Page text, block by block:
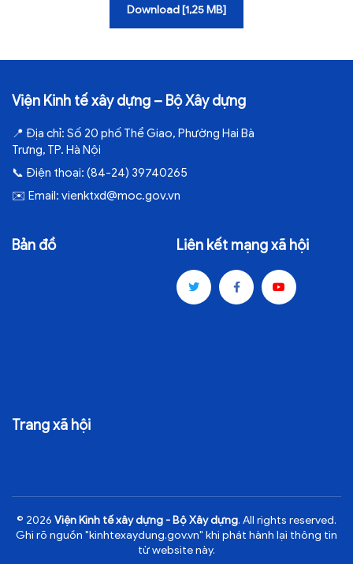
Download [1,25 MB]
Viện Kinh tế xây dựng – Bộ Xây dựng
📍 Địa chỉ: Số 20 phố Thể Giao, Phường Hai Bà
Trưng, TP. Hà Nội
📞 Điện thoại: (84-24) 39740265
✉️ Email: vienktxd@moc.gov.vn
Bản đồ Liên kết mạng xã hội
Trang xã hội
© 2026 Viện Kinh tế xây dựng - Bộ Xây dựng. All rights reserved.
Ghi rõ nguồn "kinhtexaydung.gov.vn" khi phát hành lại thông tin
từ website này.